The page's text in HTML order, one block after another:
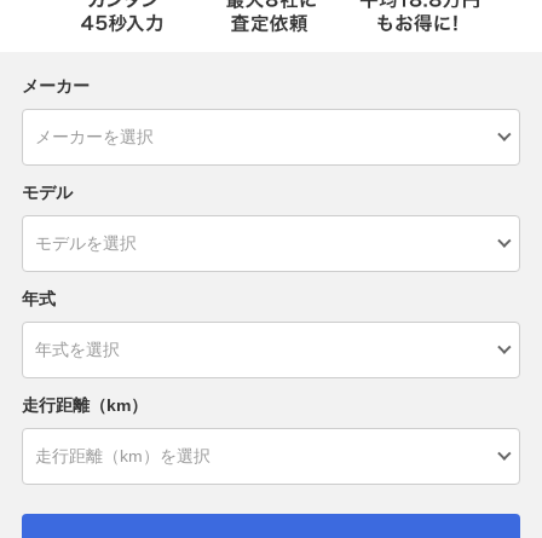
メーカー
モデル
年式
走行距離（km）